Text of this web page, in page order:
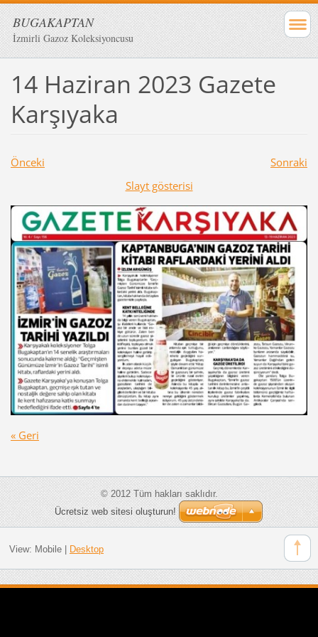
BUGAKAPTAN
İzmirli Gazoz Koleksiyoncusu
14 Haziran 2023 Gazete
Karşıyaka
Önceki
Sonraki
Slayt gösterisi
« Geri
© 2012 Tüm hakları saklıdır.
Ücretsiz web sitesi oluşturun!
View: Mobile| Desktop